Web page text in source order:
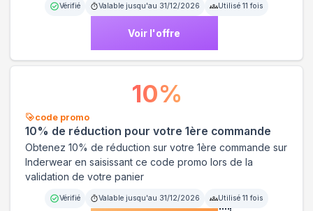
Vérifié Valable jusqu'au 31/12/2026 Utilisé 11 fois
Voir l'offre
code promo
10% de réduction pour votre 1ère commande
Obtenez 10% de réduction sur votre 1ère commande sur
Inderwear en saisissant ce code promo lors de la
validation de votre panier
Vérifié Valable jusqu'au 31/12/2026 Utilisé 11 fois
10%